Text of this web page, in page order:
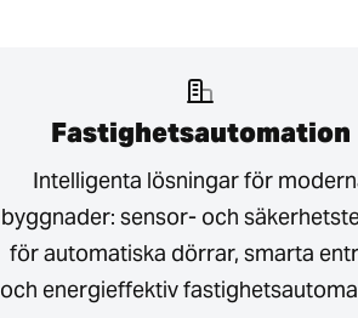
Fastighetsautomation
Intelligenta lösningar för
byggnader: sensor- och
för automatiska dörrar, smarta
och energieffektiv